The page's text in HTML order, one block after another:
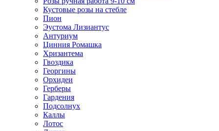
Кустовые розы на стебле
Пион
Эустома Лизиантус
Антуриум
Цинния Ромашка
Хризантема
Гвоздика
Георгины
Орхидеи
Герберы
Гардения
Подсолнух
Каллы
Лотос